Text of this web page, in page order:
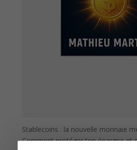
Stablecoins : la nouvelle monnaie
Comment protéger ton épargne et